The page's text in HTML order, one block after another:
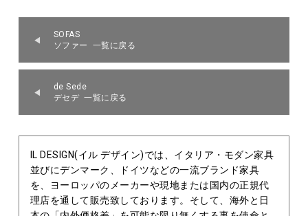
SOFAS
ソファー 一覧に戻る
de Sede
デセデ 一覧に戻る
IL DESIGN(イル デザイン)では、イタリア・モダン家具
並びにデンマーク、ドイツなどの一流ブランド家具
を、ヨーロッパのメーカーや現地または国内の正規代
理店を通して販売致しております。そして、海外と日